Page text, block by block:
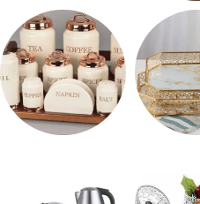
رفايع المطبخ